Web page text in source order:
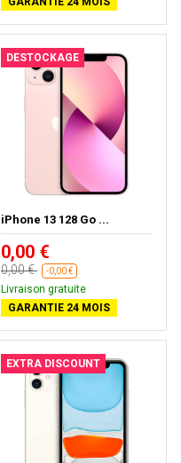
DESTOCKAGE
iPhone 13 128 Go ...
0,00 €
0,00 € -0,00 €
Livraison gratuite
GARANTIE 24 MOIS
EXTRA DISCOUNT